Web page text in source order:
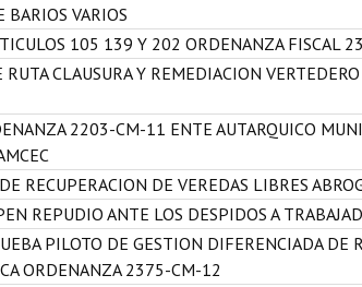
VARIOS
105 139 Y 202 ORDENANZA FISCAL
CLAUSURA Y REMEDIACION
2203-CM-11 ENTE AUTARQUICO
RECUPERACION DE VEREDAS LIBRES
REPUDIO ANTE LOS DESPIDOS A
PILOTO DE GESTION DIFERENCIADA DE
ORDENANZA 2375-CM-12